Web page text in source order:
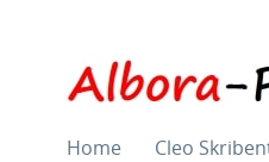
Home Cleo